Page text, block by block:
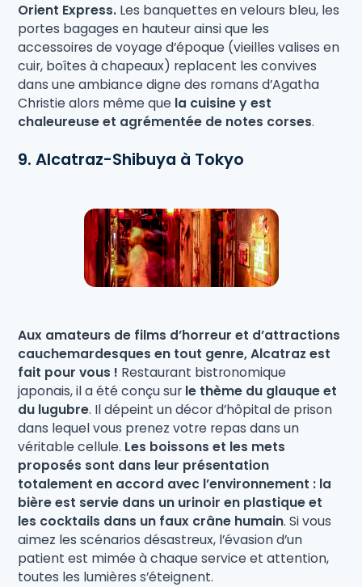
Orient Express. Les banquettes en velours bleu, les
portes bagages en hauteur ainsi que les
accessoires de voyage d’époque (vieilles valises en
cuir, boîtes à chapeaux) replacent les convives
dans une ambiance digne des romans d’Agatha
Christie alors même que la cuisine y est
chaleureuse et agrémentée de notes corses.
9. Alcatraz-Shibuya à Tokyo
Aux amateurs de films d’horreur et d’attractions
cauchemardesques en tout genre, Alcatraz est
fait pour vous ! Restaurant bistronomique
japonais, il a été conçu sur le thème du glauque et
du lugubre. Il dépeint un décor d’hôpital de prison
dans lequel vous prenez votre repas dans un
véritable cellule. Les boissons et les mets
proposés sont dans leur présentation
totalement en accord avec l’environnement : la
bière est servie dans un urinoir en plastique et
les cocktails dans un faux crâne humain. Si vous
aimez les scénarios désastreux, l’évasion d’un
patient est mimée à chaque service et attention,
toutes les lumières s’éteignent.